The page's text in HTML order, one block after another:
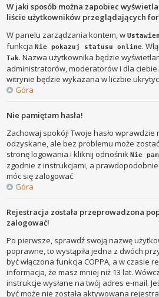
W jaki sposób można zapobiec
liście użytkowników przeglądających
W panelu zarządzania kontem, w
funkcjaNie pokazuj statusu online.
Tak. Nazwa użytkownika będzie
administratorów, moderatorów i dla
witrynie będzie wykazana w liczbie
Góra
Nie pamiętam hasła!
Zachowaj spokój! Twoje hasło wprawdzie
odzyskane, ale bez problemu może
stronę logowania i kliknij odnośnikNie
zgodnie z instrukcjami, a
móc się zalogować.
Góra
Rejestracja została przeprowadzona
zalogować!
Po pierwsze, sprawdź swoją nazwę
poprawne, to wystąpiła jedna z dwóch
być włączona funkcja COPPA, a w czasie
informacja, że masz mniej niż 13 lat.
instrukcje wysłane na twój adres e-mail.
być może nie została aktywowana